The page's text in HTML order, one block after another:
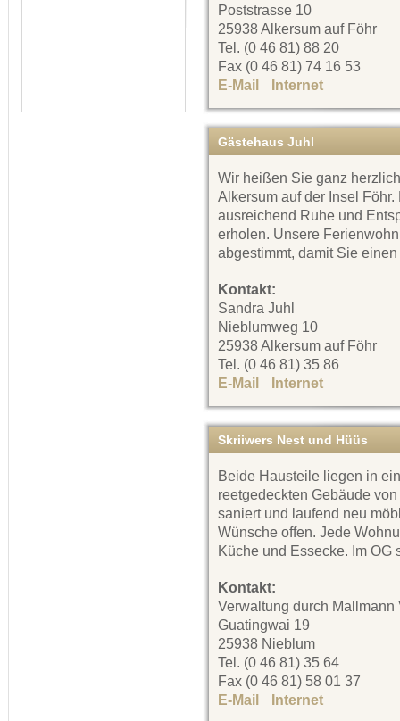
Poststrasse 10
25938 Alkersum auf Föhr
Tel. (0 46 81) 88 20
Fax (0 46 81) 74 16 53
E-Mail
Internet
Gästehaus Juhl
Wir heißen Sie ganz
Alkersum auf der Insel
ausreichend Ruhe und
erholen. Unsere
abgestimmt, damit Sie
Kontakt:
Sandra Juhl
Nieblumweg 10
25938 Alkersum auf Föhr
Tel. (0 46 81) 35 86
E-Mail
Internet
Skriiwers Nest und Hüüs
Beide Hausteile liegen in
reetgedeckten Gebäude
saniert und laufend neu
Wünsche offen. Jede
Küche und Essecke. Im OG
Kontakt:
Verwaltung durch Mallmann
Guatingwai 19
25938 Nieblum
Tel. (0 46 81) 35 64
Fax (0 46 81) 58 01 37
E-Mail
Internet